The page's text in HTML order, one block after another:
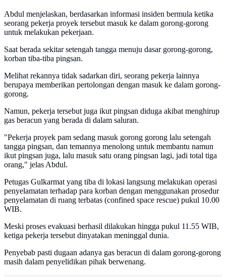
Abdul menjelaskan, berdasarkan informasi insiden bermula ketika
seorang pekerja proyek tersebut masuk ke dalam gorong-gorong
untuk melakukan pekerjaan.
Saat berada sekitar setengah tangga menuju dasar gorong-gorong,
korban tiba-tiba pingsan.
Melihat rekannya tidak sadarkan diri, seorang pekerja lainnya
berupaya memberikan pertolongan dengan masuk ke dalam gorong-
gorong.
Namun, pekerja tersebut juga ikut pingsan diduga akibat menghirup
gas beracun yang berada di dalam saluran.
"Pekerja proyek pam sedang masuk gorong gorong lalu setengah
tangga pingsan, dan temannya menolong untuk membantu namun
ikut pingsan juga, lalu masuk satu orang pingsan lagi, jadi total tiga
orang," jelas Abdul.
Petugas Gulkarmat yang tiba di lokasi langsung melakukan operasi
penyelamatan terhadap para korban dengan menggunakan prosedur
penyelamatan di ruang terbatas (confined space rescue) pukul 10.00
WIB.
Meski proses evakuasi berhasil dilakukan hingga pukul 11.55 WIB,
ketiga pekerja tersebut dinyatakan meninggal dunia.
Penyebab pasti dugaan adanya gas beracun di dalam gorong-gorong
masih dalam penyelidikan pihak berwenang.